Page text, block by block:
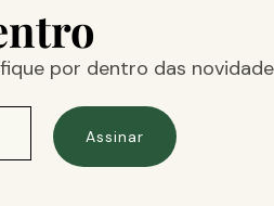
por dentro das
Assinar